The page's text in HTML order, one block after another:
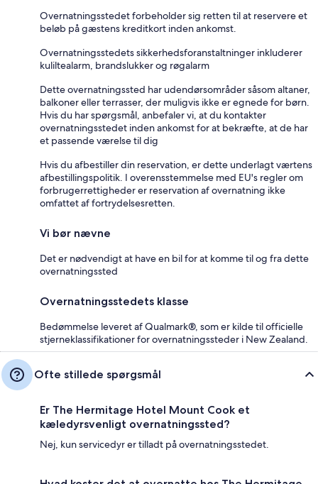
Overnatningsstedet forbeholder sig retten til at reservere et
beløb på gæstens kreditkort inden ankomst.
Overnatningsstedets sikkerhedsforanstaltninger inkluderer
kuliltealarm, brandslukker og røgalarm
Dette overnatningssted har udendørsområder såsom altaner,
balkoner eller terrasser, der muligvis ikke er egnede for børn.
Hvis du har spørgsmål, anbefaler vi, at du kontakter
overnatningsstedet inden ankomst for at bekræfte, at de har
et passende værelse til dig
Hvis du afbestiller din reservation, er dette underlagt værtens
afbestillingspolitik. I overensstemmelse med EU's regler om
forbrugerrettigheder er reservation af overnatning ikke
omfattet af fortrydelsesretten.
Vi bør nævne
Det er nødvendigt at have en bil for at komme til og fra dette
overnatningssted
Overnatningsstedets klasse
Bedømmelse leveret af Qualmark®, som er kilde til officielle
stjerneklassifikationer for overnatningssteder i New Zealand.
Ofte stillede spørgsmål
Er The Hermitage Hotel Mount Cook et
kæledyrsvenligt overnatningssted?
Nej, kun servicedyr er tilladt på overnatningsstedet.